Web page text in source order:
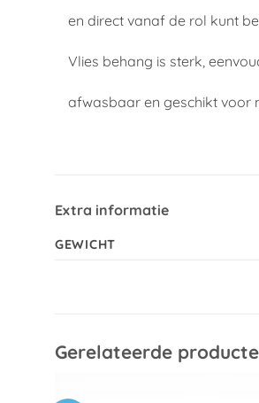
en direct vanaf de rol kunt
Vlies behang is sterk,
afwasbaar en geschikt voor
Extra informatie
GEWICHT
Gerelateerde